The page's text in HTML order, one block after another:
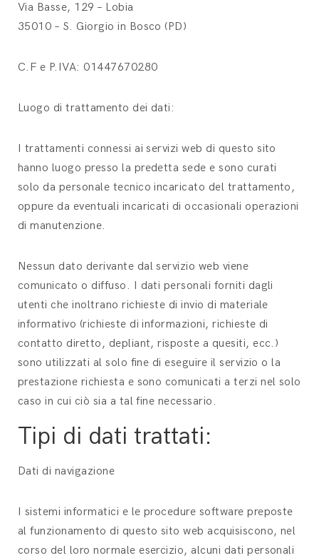
Via Basse, 129 – Lobia
35010 – S. Giorgio in Bosco (PD)
C.F e P.IVA: 01447670280
Luogo di trattamento dei dati:
I trattamenti connessi ai servizi web di questo sito
hanno luogo presso la predetta sede e sono curati
solo da personale tecnico incaricato del trattamento,
oppure da eventuali incaricati di occasionali operazioni
di manutenzione.
Nessun dato derivante dal servizio web viene
comunicato o diffuso. I dati personali forniti dagli
utenti che inoltrano richieste di invio di materiale
informativo (richieste di informazioni, richieste di
contatto diretto, depliant, risposte a quesiti, ecc.)
sono utilizzati al solo fine di eseguire il servizio o la
prestazione richiesta e sono comunicati a terzi nel solo
caso in cui ciò sia a tal fine necessario.
Tipi di dati trattati:
Dati di navigazione
I sistemi informatici e le procedure software preposte
al funzionamento di questo sito web acquisiscono, nel
corso del loro normale esercizio, alcuni dati personali